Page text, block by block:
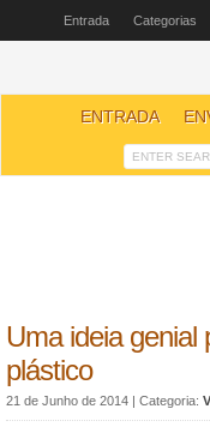
Entrada Categorias
ENTRADA
Uma ideia genial
plástico
21 de Junho de 2014 | Categoria: